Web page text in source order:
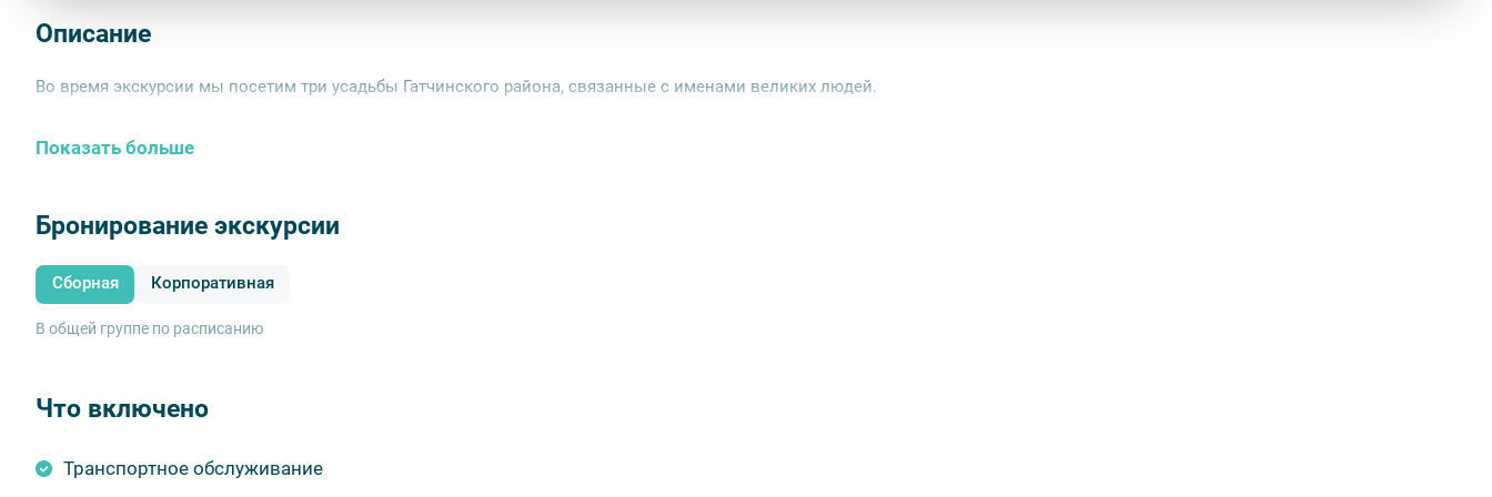
Описание
Во время экскурсии мы посетим три усадьбы Гатчинского района, связанные с именами великих людей.
Показать больше
Бронирование экскурсии
Сборная Корпоративная
В общей группе по расписанию
Что включено
Транспортное обслуживание